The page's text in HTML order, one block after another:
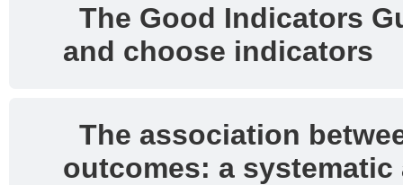
The Good Indicators
and choose indicators
The association
outcomes: a